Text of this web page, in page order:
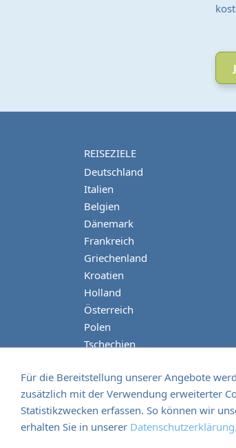
REISEZIELE
Deutschland
Italien
Belgien
Dänemark
Frankreich
Griechenland
Kroatien
Holland
Österreich
Polen
Tschechien
Ungarn
Für die Bereitstellung unserer Angebote
zusätzlich mit der Verwendung erweiterter
Statistikzwecken erfassen. So können wir
erhalten Sie in unserer Datenschutzerklärung.